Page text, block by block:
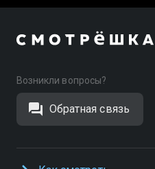
Возникли вопросы?
Обратная связь